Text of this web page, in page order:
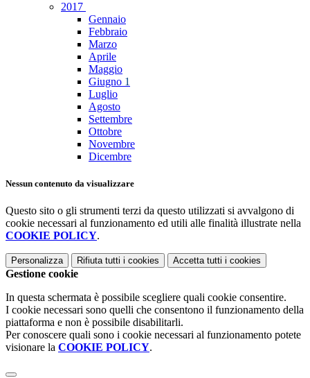
2017
Gennaio
Febbraio
Marzo
Aprile
Maggio
Giugno 1
Luglio
Agosto
Settembre
Ottobre
Novembre
Dicembre
Nessun contenuto da visualizzare
Questo sito o gli strumenti terzi da questo utilizzati si avvalgono di
cookie necessari al funzionamento ed utili alle finalità illustrate nella
COOKIE POLICY.
Personalizza Rifiuta tutti i cookies Accetta tutti i cookies
Gestione cookie
In questa schermata è possibile scegliere quali cookie consentire.
I cookie necessari sono quelli che consentono il funzionamento della
piattaforma e non è possibile disabilitarli.
Per conoscere quali sono i cookie necessari al funzionamento potete
visionare la COOKIE POLICY.